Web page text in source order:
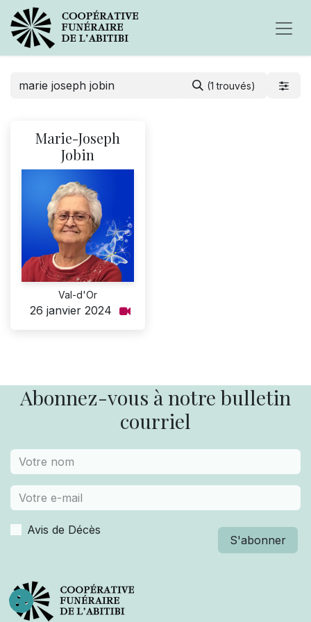
(1 trouvés)
Marie-Joseph
Jobin
Val-d'Or
26 janvier 2024
Abonnez-vous à notre bulletin
courriel
Avis de Décès
S'abonner